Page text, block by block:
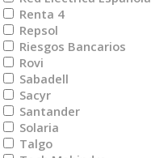
Renta 4
Repsol
Riesgos Bancarios
Rovi
Sabadell
Sacyr
Santander
Solaria
Talgo